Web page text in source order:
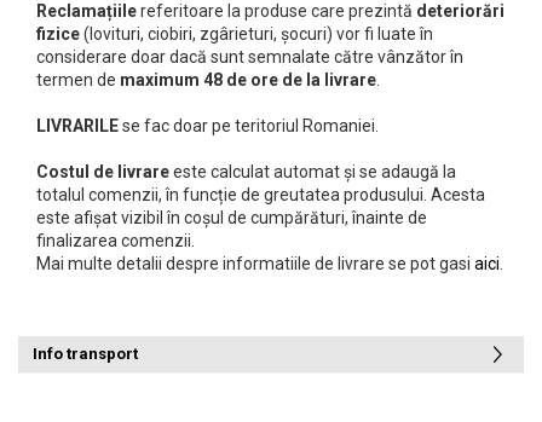
Reclamațiilereferitoare la produse care prezintă deteriorări
fizice(lovituri, ciobiri, zgârieturi, șocuri) vor fi luate în
considerare doar dacă sunt semnalate către vânzător în
termen de maximum 48 de ore de la livrare
LIVRARILEse fac doar pe teritoriul Romaniei.
Costul de livrareeste calculat automat și se adaugă la
totalul comenzii, în funcție de greutatea produsului. Acesta
este afișat vizibil în coșul de cumpărături, înainte de
finalizarea comenzii.
Mai multe detalii despre informatiile de livrare se pot gasi aici
Info transport